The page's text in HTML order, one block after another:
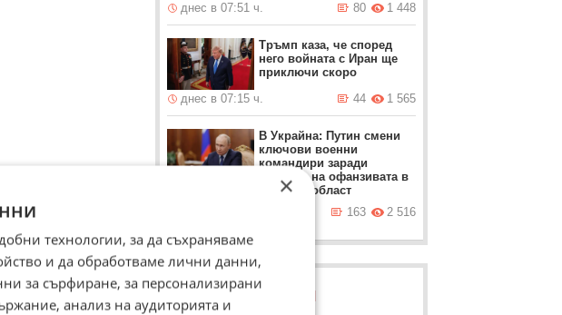
журналисти, че
че
1 565
44
днес в 07:51 ч.
1 448
80
Тръмп каза, че според
него войната с Иран ще
приключи скоро
днес в 07:15 ч.
1 565
44
В Украйна: Путин смени
ключови военни
командири заради
провала на офанзивата в
Донецка област
2 516
163
ЛОВЦИ НА БИСЕРИ
×
технологии, за да съхраняваме
и да обработваме лични данни,
за сърфиране, за персонализирани
анализ на аудиторията и